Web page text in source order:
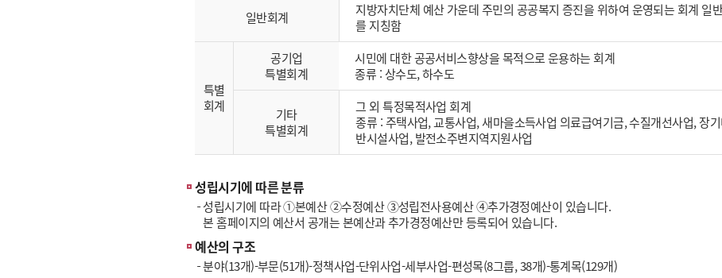
일반회계
지방자치단체 예산 가운데 주민의 공공복지 증진을 위하여 운영되는 회계 일
를 지칭함
특별
회계
공기업
특별회계
시민에 대한 공공서비스향상을 목적으로 운용하는 회계
종류 : 상수도, 하수도
기타
특별회계
그 외 특정목적사업 회계
종류 : 주택사업, 교통사업, 새마을소득사업 의료급여기금, 수질개선사업, 장
반시설사업, 발전소주변지역지원사업
성립시기에 따른 분류
성립시기에 따라 ①본예산 ②수정예산 ③성립전사용예산 ④추가경정예산이 있습니다.
본 홈페이지의 예산서 공개는 본예산과 추가경정예산만 등록되어 있습니다.
예산의 구조
분야(13개)-부문(51개)-정책사업-단위사업-세부사업-편성목(8그룹, 38개)-통계목(129개)